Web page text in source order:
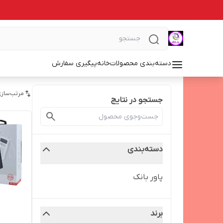
دسته‌بندی محصولاتخانهپیگیری سفارش
جستجو در نتایج
دسته‌بندی
پاور بانک
برند